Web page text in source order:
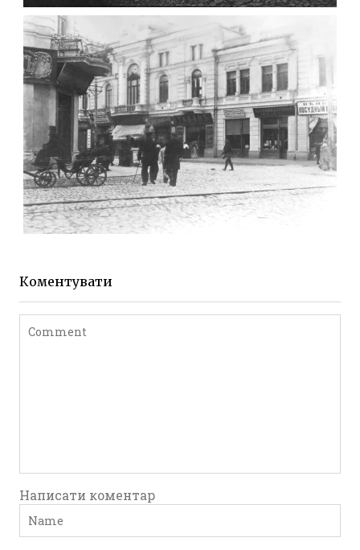
МИХАЙЛІВСЬКА-СКОРУЛЬСЬКОГО
Фото Житомира період
до 1917 року
Leave a comment
ЖИТОМИР МИХАЙЛІВСЬКА 1903 РОКУ
Коментувати
Написати коментар